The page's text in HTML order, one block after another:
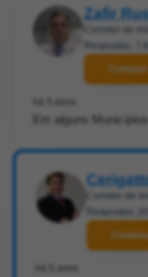
Zafir
Corretor de
Respostas:
Contatar
há 5 anos
Em alguns
Corretor de
Respostas:
há 5 anos